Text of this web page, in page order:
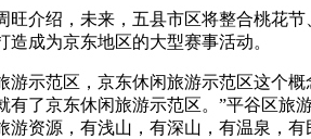
绍，未来，五县市区将整合桃花节
造成为京东地区的大型赛事活动。
范区，京东休闲旅游示范区这个概
有了京东休闲旅游示范区。”平谷区旅
游资源，有浅山，有深山，有温泉，